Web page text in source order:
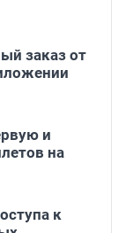
заказ от
и
на
к